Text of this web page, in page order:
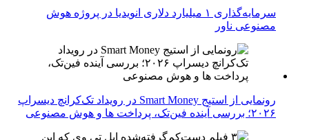
سرمایه‌گذاری ۱ میلیارد دلاری انویدیا در پروژه هوش
مصنوعی ناور
رونمایی از استیج Smart Money در رویداد تک‌کرانچ دیسراپ
۲۰۲۶؛ بررسی آینده فین‌تک، پرداخت‌ ها و هوش مصنوعی